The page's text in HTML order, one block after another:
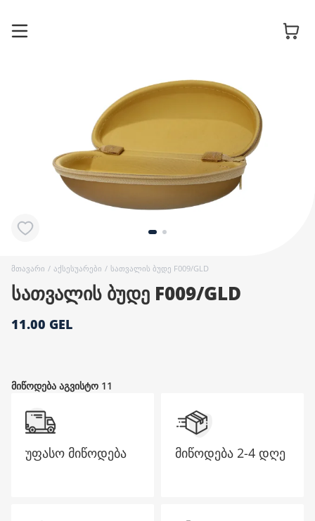
მთავარი / აქსესუარები / სათვალის ბუდე F009/GLD
სათვალის ბუდე F009/GLD
11.00 GEL
მიწოდება აგვისტო 11
სათვალეები
კონტაქტური
უფასო მიწოდება მიწოდება 2-4 დღე